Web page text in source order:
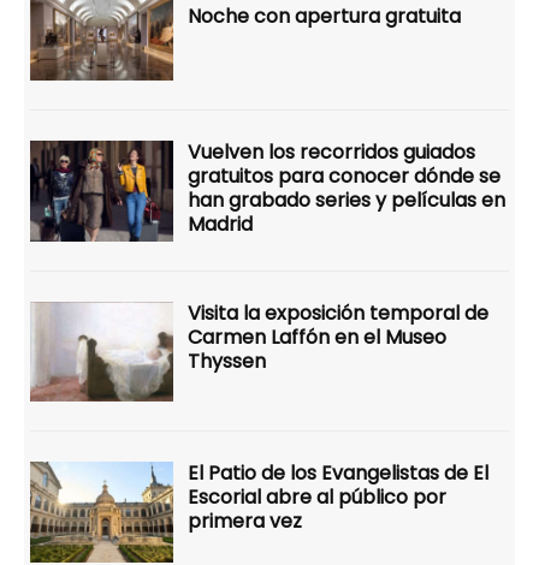
Noche con apertura gratuita
Vuelven los recorridos guiados
gratuitos para conocer dónde se
han grabado series y películas en
Madrid
Visita la exposición temporal de
Carmen Laffón en el Museo
Thyssen
El Patio de los Evangelistas de El
Escorial abre al público por
primera vez